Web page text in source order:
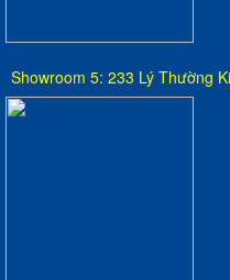
Showroom 5: 233 Lý Thường